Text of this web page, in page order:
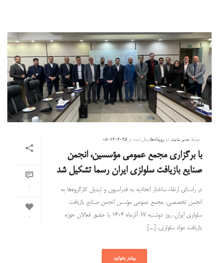
0
0
توسط مدیر سایت دررویدادهاارسال شده در 2025-12-08
با برگزاری مجمع عمومی مؤسسین، انجمن
صنایع بازیافت سلولزی ایران رسما تشکیل شد
در راستای ارتقاء ساختار اتحادیه به فدراسیون و تبدیل کارگروه‌ها به
انجمن تخصصی، مجمع عمومی مؤسس انجمن صنایع بازیافت
سلولزی ایران، روز دوشنبه ۱۷ آذرماه ۱۴۰۴ با حضور فعالان حوزه
بازیافت مواد سلولزی، [...]
بیشتر بخوانید